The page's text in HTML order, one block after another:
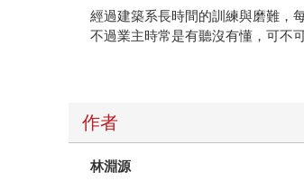
經過建築系長時間的訓練與磨難，
不過業主時常是有聽沒有懂，可不
作者
林淵源